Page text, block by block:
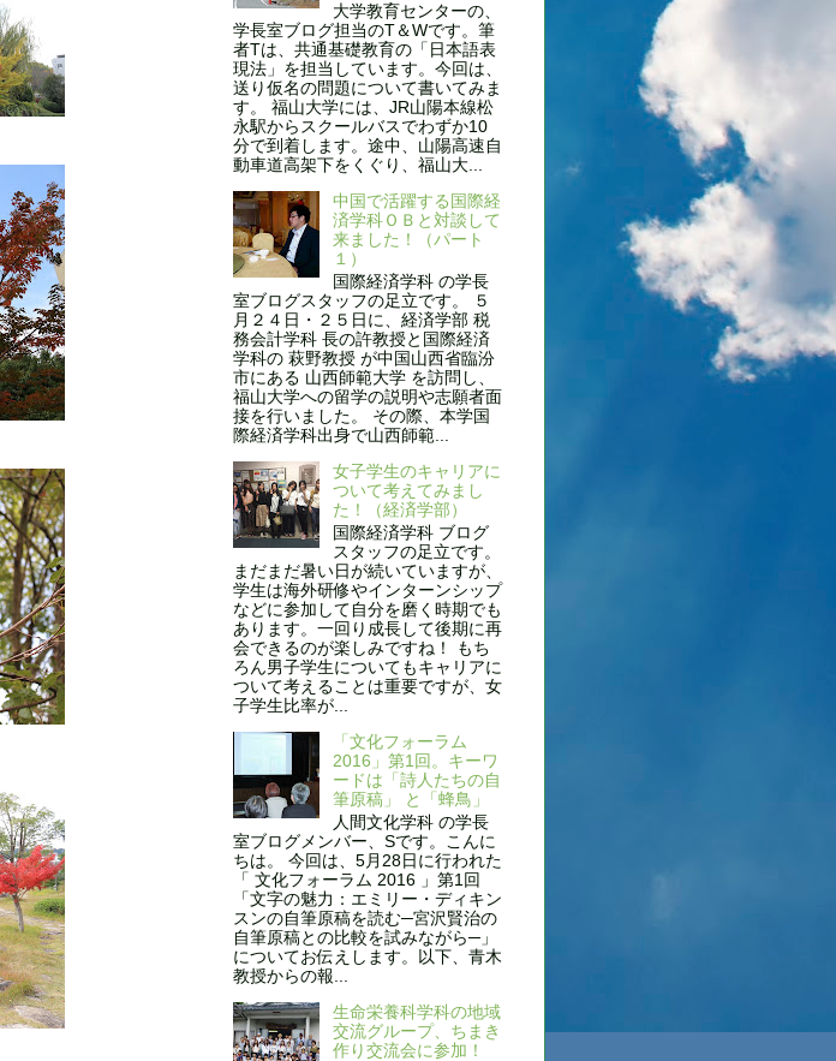
大学教育センターの、
学長室ブログ担当のT＆Wです。筆
者Tは、共通基礎教育の「日本語表
現法」を担当しています。今回は、
送り仮名の問題について書いてみま
す。 福山大学には、JR山陽本線松
永駅からスクールバスでわずか10
分で到着します。途中、山陽高速自
動車道高架下をくぐり、福山大...
中国で活躍する国際経
済学科ＯＢと対談して
来ました！（パート
１）
国際経済学科 の学長
室ブログスタッフの足立です。 ５
月２４日・２５日に、経済学部 税
務会計学科 長の許教授と国際経済
学科の 萩野教授 が中国山西省臨汾
市にある 山西師範大学 を訪問し、
福山大学への留学の説明や志願者面
接を行いました。 その際、本学国
際経済学科出身で山西師範...
女子学生のキャリアに
ついて考えてみまし
た！（経済学部）
国際経済学科 ブログ
スタッフの足立です。
まだまだ暑い日が続いていますが、
学生は海外研修やインターンシップ
などに参加して自分を磨く時期でも
あります。一回り成長して後期に再
会できるのが楽しみですね！ もち
ろん男子学生についてもキャリアに
ついて考えることは重要ですが、女
子学生比率が...
「文化フォーラム
2016」第1回。キーワ
ードは「詩人たちの自
筆原稿」 と「蜂鳥」
人間文化学科 の学長
室ブログメンバー、Sです。こんに
ちは。 今回は、5月28日に行われた
「 文化フォーラム 2016 」第1回
「文字の魅力：エミリー・ディキン
スンの自筆原稿を読む─宮沢賢治の
自筆原稿との比較を試みながら─」
についてお伝えします。以下、青木
教授からの報...
生命栄養科学科の地域
交流グループ、ちまき
作り交流会に参加！